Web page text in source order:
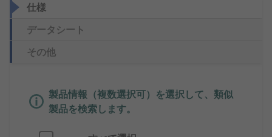
仕様
データシート
その他
製品情報（複数選択可）を選択して、類似
製品を検索します。